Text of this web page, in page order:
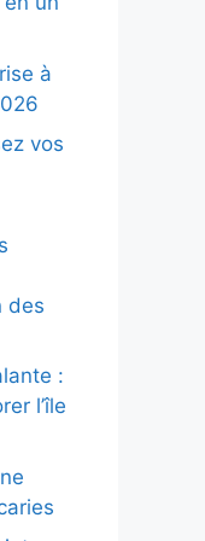
à
vos
des
:
l’île